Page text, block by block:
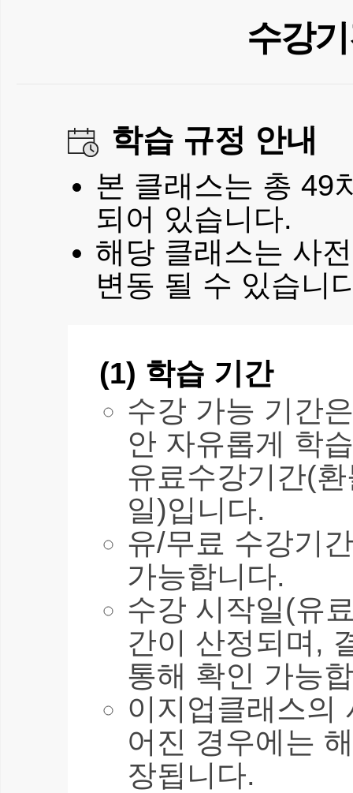
수강
학습 규정 안내
본 클래스는 총 49
되어 있습니다.
해당 클래스는 사
변동 될 수 있습니
(1) 학습 기간
수강 가능 기간
안 자유롭게 학
유료수강기간(
일)입니다.
유/무료 수강기
가능합니다.
수강 시작일(유
간이 산정되며,
통해 확인 가능
이지업클래스의
어진 경우에는
장됩니다.